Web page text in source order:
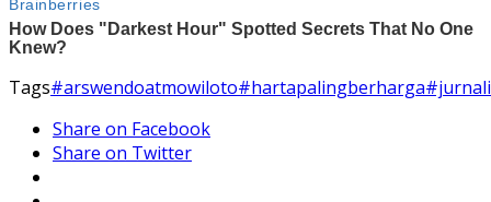
Tags#arswendoatmowiloto#hartapalingberharga
Share on Facebook
Share on Twitter